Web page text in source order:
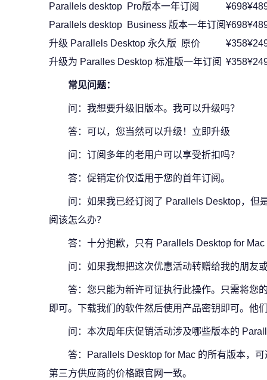
Parallels desktop Pro版本一年订阅
¥698
Parallels desktop Business 版本一年订阅¥698
升级 Parallels Desktop 永久版 原价
¥358
升级为 Paralles Desktop 标准版一年订阅 ¥358
常见问题：
问：我想要升级旧版本。我可以升级吗？
答：可以，您当然可以升级！立即升级
问：订阅多年的老用户可以享受折扣吗？
答：促销定价仅适用于您的首年订阅。
问：如果我已经订阅了 Parallels Desktop，但
阅该怎么办？
答：十分抱歉，只有 Parallels Desktop for
问：如果我想把这次优惠活动转赠给我的朋友
答：您只能为新许可证执行此操作。只需将您
即可。下载我们的软件然后使用产品密钥即可。他
问：本次周年庆促销活动涉及哪些版本的
答：Parallels Desktop for Mac 的所有版本，
第三方供应商的价格跟官网一致。